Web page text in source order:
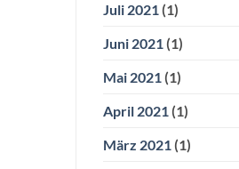
Juli 2021(1)
Juni 2021(1)
Mai 2021(1)
April 2021(1)
März 2021(1)